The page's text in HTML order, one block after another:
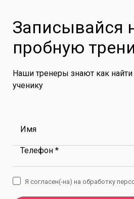
Записывайся
пробную
Наши тренеры знают как
ученику
Имя
Телефон *
Я согласен(-на) на обработку